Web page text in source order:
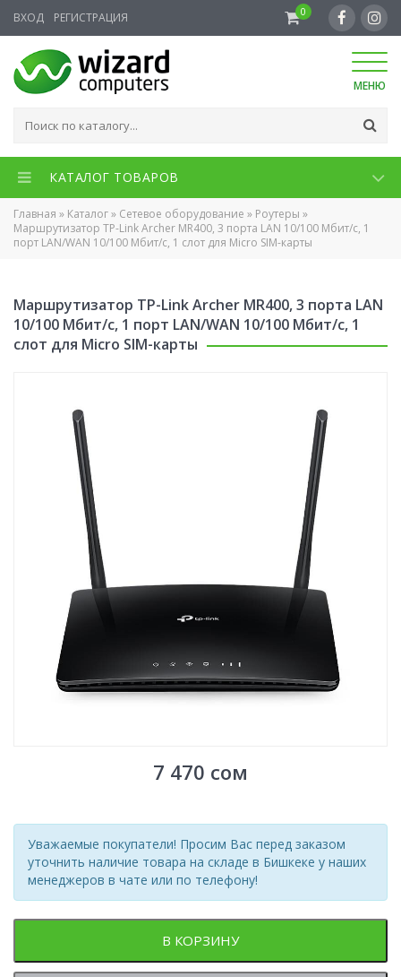
ВХОД РЕГИСТРАЦИЯ 0
МЕНЮ
КАТАЛОГ ТОВАРОВ
Главная » Каталог» Сетевое оборудование » Роутеры »
Маршрутизатор TP-Link Archer MR400, 3 порта LAN 10/100 Мбит/с, 1
порт LAN/WAN 10/100 Мбит/с, 1 слот для Micro SIM-карты
Маршрутизатор TP-Link Archer MR400, 3 порта LAN
10/100 Мбит/с, 1 порт LAN/WAN 10/100 Мбит/с, 1
слот для Micro SIM-карты
7 470 сом
Уважаемые покупатели! Просим Вас перед заказом
уточнить наличие товара на складе в Бишкеке у наших
менеджеров в чате или по телефону!
В КОРЗИНУ